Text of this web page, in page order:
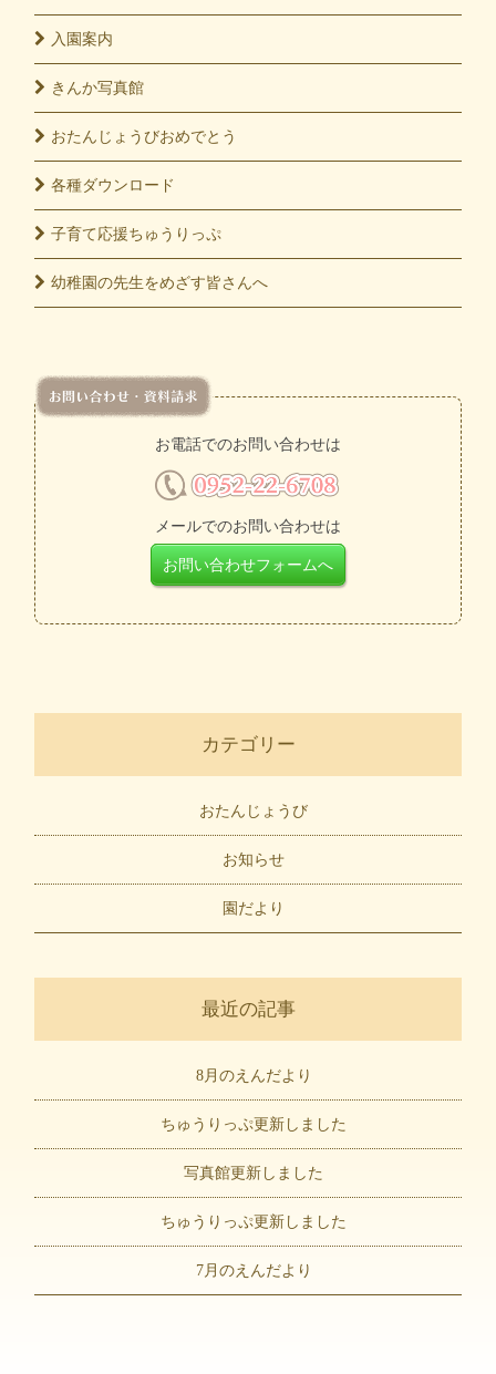
入園案内
きんか写真館
おたんじょうびおめでとう
各種ダウンロード
子育て応援ちゅうりっぷ
幼稚園の先生をめざす皆さんへ
お電話でのお問い合わせは
メールでのお問い合わせは
お問い合わせフォームへ
カテゴリー
おたんじょうび
お知らせ
園だより
最近の記事
8月のえんだより
ちゅうりっぷ更新しました
写真館更新しました
ちゅうりっぷ更新しました
7月のえんだより